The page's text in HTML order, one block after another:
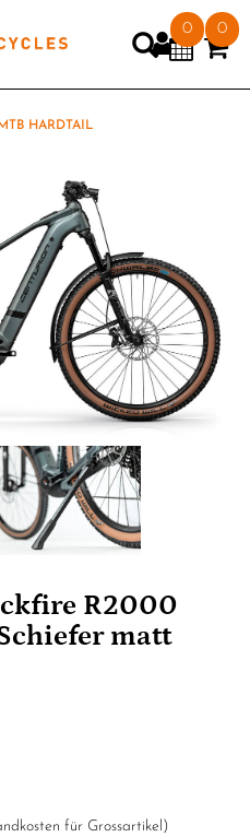
0 0
HARDTAIL
R2000
matt
für Grossartikel )